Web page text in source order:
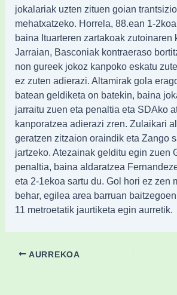
jokalariak uzten zituen goian
mehatxatzeko. Horrela, 88.ean 1-
baina Ituarteren zartakoak zutoinaren
Jarraian, Basconiak kontraeraso
non gureek jokoz kanpoko eskatu
ez zuten adierazi. Altamirak gola
batean geldiketa on batekin, baina
jarraitu zuen eta penaltia eta SDAko
kanporatzea adierazi zren. Zulaikari
geratzen zitzaion oraindik eta Zango
jartzeko. Atezainak gelditu egin zuen
penaltia, baina aldaratzea
eta 2-1ekoa sartu du. Gol hori ez zen
behar, egilea area barruan
11 metroetatik jaurtiketa egin aurretik.
AURREKOA